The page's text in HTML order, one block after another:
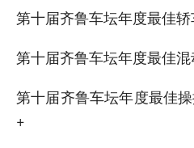
第十届齐鲁车坛年度最佳
第十届齐鲁车坛年度最佳
第十届齐鲁车坛年度最佳
+